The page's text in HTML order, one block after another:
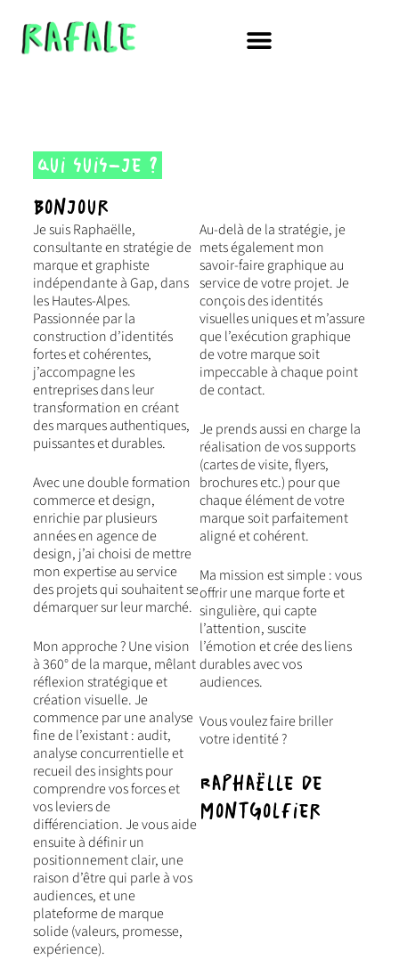
Qui suis-je ?
Bonjour
Je suis Raphaëlle,
consultante en stratégie de
marque et graphiste
indépendante à Gap, dans
les Hautes-Alpes.
Passionnée par la
construction d’identités
fortes et cohérentes,
j’accompagne les
entreprises dans leur
transformation encréant
des marques authentiques,
puissantes et durables.
Avec une double formation
commerce et design,
enrichie par plusieurs
années en agence de
design, j’ai choisi de mettre
mon expertise au service
des projets qui souhaitent se
démarquer sur leur marché.
Mon approche ? Une vision
à 360° de la marque, mêlant
réflexion stratégique et
création visuelle. Je
commence par une analyse
fine de l’existant : audit,
analyse concurrentielle et
recueil des insights pour
comprendre vos forces et
vos leviers de
différenciation. Je vous aide
ensuite à définir un
positionnement clair, une
raison d’être qui parle à vos
audiences, et une
plateforme de marque
solide (valeurs, promesse,
expérience).
Au-delà de la stratégie, je
mets également mon
savoir-faire graphique au
service de votre projet. Je
conçois desidentités
visuelles uniqueset m’assure
que l’exécution graphique
de votre marque soit
impeccable à chaque point
de contact.
Je prends aussi en charge la
réalisation de vos supports
(cartes de visite, flyers,
brochures etc.) pour que
chaque élément de votre
marque soit parfaitement
aligné et cohérent.
Ma mission est simple : vous
offrir une marque forte et
singulière, qui capte
l’attention, suscite
l’émotion et crée des liens
durables avec vos
audiences.
Vous voulez faire briller
votre identité ?
Raphaëlle de
Montgolfier